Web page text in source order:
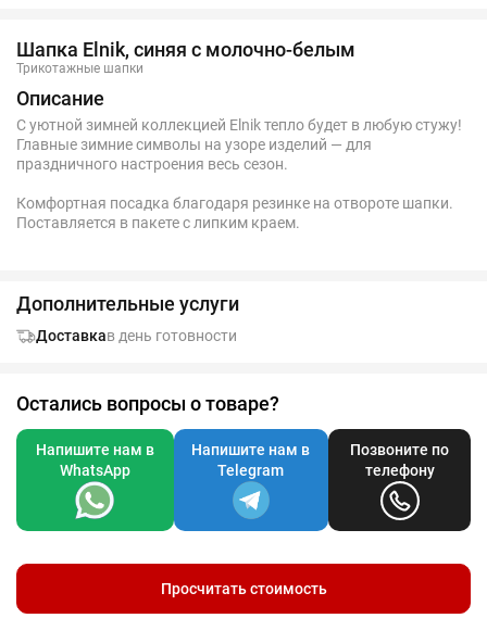
Шапка Elnik, синяя с молочно-белым
Трикотажные шапки
Описание
С уютной зимней коллекцией Elnik тепло будет в любую стужу!
Главные зимние символы на узоре изделий — для
праздничного настроения весь сезон.
Комфортная посадка благодаря резинке на отвороте шапки.
Поставляется в пакете с липким краем.
Дополнительные услуги
Доставкав день готовности
Остались вопросы о товаре?
Напишите нам в
WhatsApp
Напишите нам в
Telegram
Позвоните по
телефону
Просчитать стоимость